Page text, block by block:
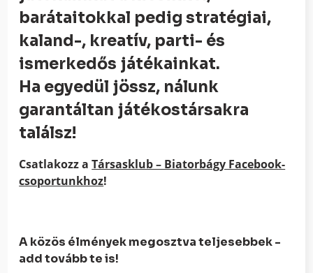
barátaitokkal pedig stratégiai,
kaland-, kreatív, parti- és
ismerkedős játékainkat.
Ha egyedül jössz, nálunk
garantáltan játékostársakra
találsz!
Csatlakozz aTársasklub – Biatorbágy Facebook-
csoportunkhoz!
A közös élmények megosztva teljesebbek -
add tovább te is!